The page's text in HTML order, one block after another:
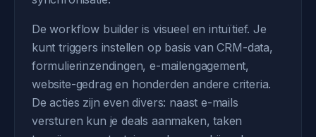
De workflow builder is visueel en intuïtief. Je
kunt triggers instellen op basis van CRM-data,
formulierinzendingen, e-mailengagement,
website-gedrag en honderden andere criteria.
De acties zijn even divers: naast e-mails
versturen kun je deals aanmaken, taken